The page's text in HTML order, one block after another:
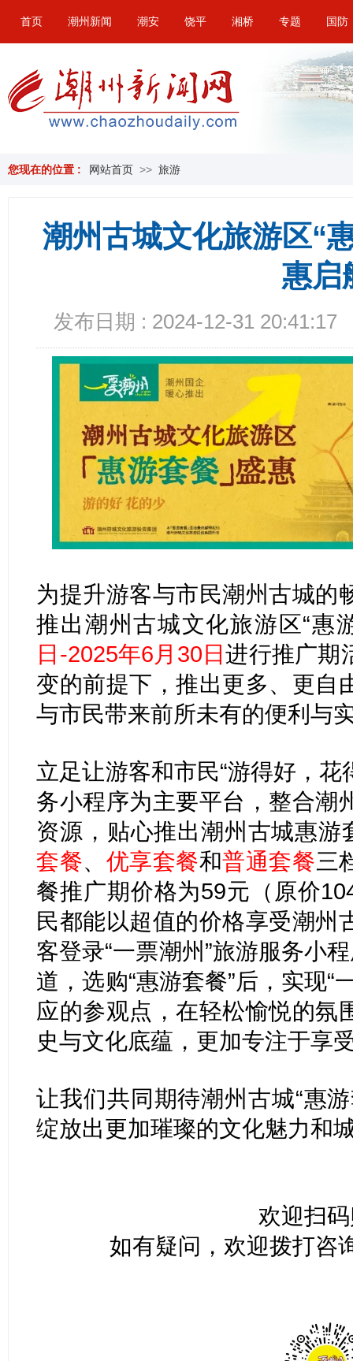
首页 潮州新闻 潮安 饶平 湘桥 专题 国防
您现在的位置 : 网站首页 >> 旅游
潮州古城文化旅游区“
惠启
发布日期 : 2024-12-31 20:41:17
为提升游客与市民潮州古城的
推出潮州古城文化旅游区“惠
日-2025年6月30日进行推广期
变的前提下，推出更多、更自
与市民带来前所未有的便利与
立足让游客和市民“游得好，花
务小程序为主要平台，整合潮
资源，贴心推出潮州古城惠游
套餐、 优享套餐和普通套餐三
餐推广期价格为59元（原价
民都能以超值的价格享受潮州
客登录“一票潮州”旅游服务小
道，选购“惠游套餐”后，实现“
应的参观点，在轻松愉悦的氛
史与文化底蕴，更加专注于享
让我们共同期待潮州古城“惠
绽放出更加璀璨的文化魅力和
欢迎扫
如有疑问，欢迎拨打咨